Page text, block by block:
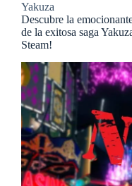
Yakuza
Descubre la
de la exitosa saga
Steam!